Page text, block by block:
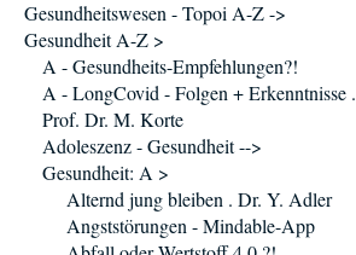
Gesundheitswesen - Topoi A-Z ->
Gesundheit A-Z >
A - Gesundheits-Empfehlungen?!
A - LongCovid - Folgen + Erkenntnisse .
Prof. Dr. M. Korte
Adoleszenz - Gesundheit -->
Gesundheit: A >
Alternd jung bleiben . Dr. Y. Adler
Angststörungen - Mindable-App